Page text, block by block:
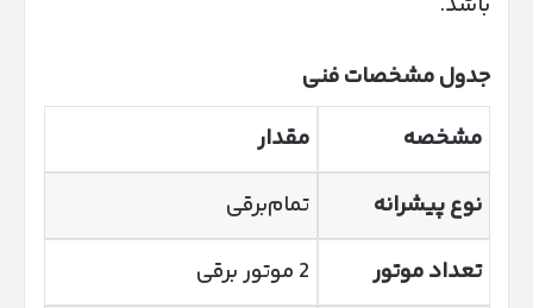
جدول مشخصات فنی
مشخصه
مقدار
نوع پیشرانه
تمام‌برقی
تعداد موتور
2 موتور برقی